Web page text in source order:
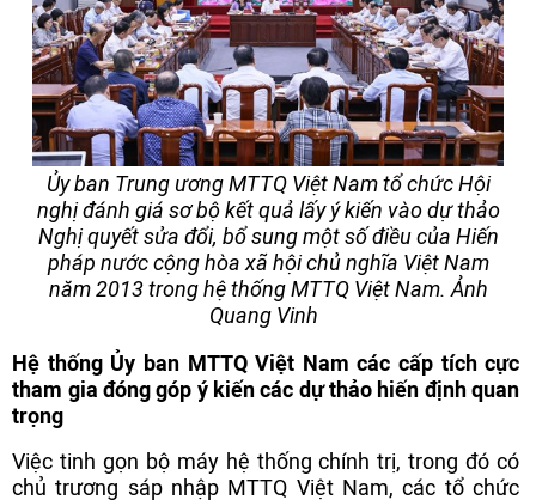
Ủy ban Trung ương MTTQ Việt Nam tổ chức Hội
nghị đánh giá sơ bộ kết quả lấy ý kiến vào dự thảo
Nghị quyết sửa đổi, bổ sung một số điều của Hiến
pháp nước cộng hòa xã hội chủ nghĩa Việt Nam
năm 2013 trong hệ thống MTTQ Việt Nam. Ảnh
Quang Vinh
Hệ thống Ủy ban MTTQ Việt Nam các cấp tích cực
tham gia đóng góp ý kiến các dự thảo hiến định quan
trọng
Việc tinh gọn bộ máy hệ thống chính trị, trong đó có
chủ trương sáp nhập MTTQ Việt Nam, các tổ chức